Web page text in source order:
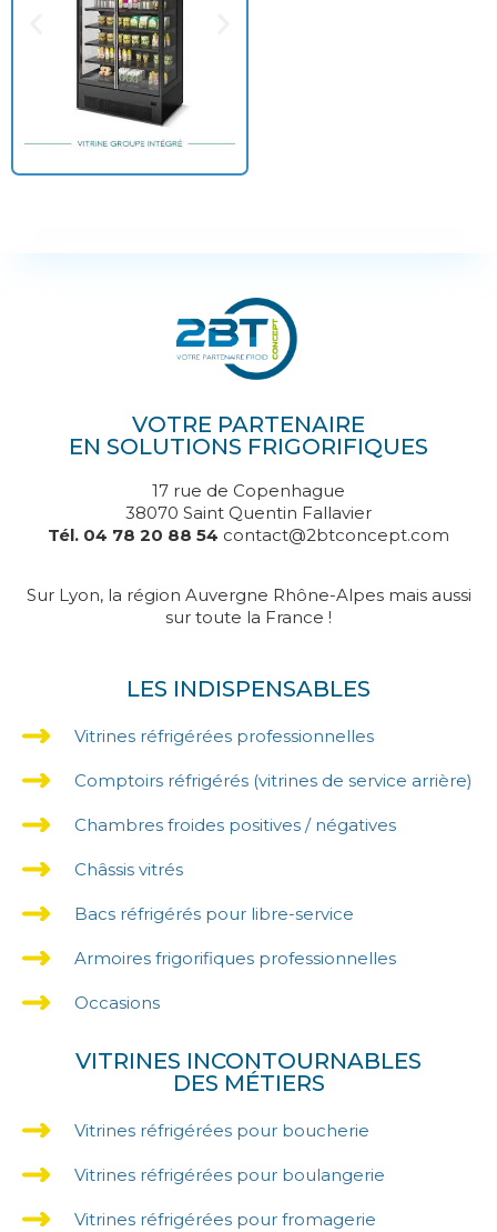
VOTRE PARTENAIRE
EN SOLUTIONS FRIGORIFIQUES
17 rue de Copenhague
38070 Saint Quentin Fallavier
Tél. 04 78 20 88 54 contact@2btconcept.com
Sur Lyon, la région Auvergne Rhône-Alpes mais aussi
sur toute la France !
LES INDISPENSABLES
Vitrines réfrigérées professionnelles
Comptoirs réfrigérés (vitrines de service arrière)
Chambres froides positives / négatives
Châssis vitrés
Bacs réfrigérés pour libre-service
Armoires frigorifiques professionnelles
Occasions
VITRINES INCONTOURNABLES
DES MÉTIERS
Vitrines réfrigérées pour boucherie
Vitrines réfrigérées pour boulangerie
Vitrines réfrigérées pour fromagerie